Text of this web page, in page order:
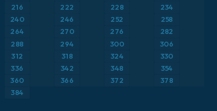
スイス
スカンジナビア
スペイン
トルコ
気温（850hPa）
積雪深
突風
突風（最大）
216
222 228 234
240 246 252 258
264 270 276
282
288
294 300
306
312
318 324
330
336
342 348 354
360 366 372 378
384